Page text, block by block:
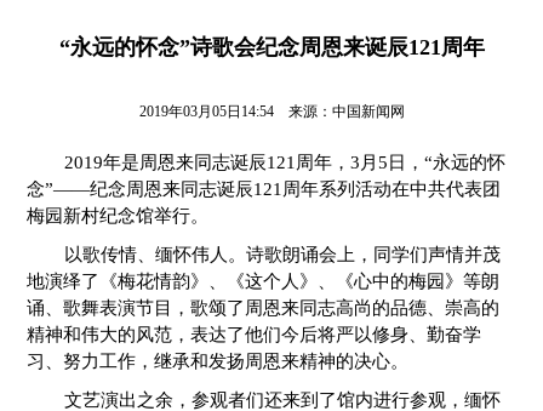
“永远的怀念”诗歌会纪念周恩来诞辰121周年
2019年03月05日14:54 来源： 中国新闻网
2019年是周恩来同志诞辰121周年，3月5日，“永远的怀
念”——纪念周恩来同志诞辰121周年系列活动在中共代表团
梅园新村纪念馆举行。
以歌传情、缅怀伟人。诗歌朗诵会上，同学们声情并茂
地演绎了《梅花情韵》、《这个人》、《心中的梅园》等朗
诵、歌舞表演节目，歌颂了周恩来同志高尚的品德、崇高的
精神和伟大的风范，表达了他们今后将严以修身、勤奋学
习、努力工作，继承和发扬周恩来精神的决心。
文艺演出之余，参观者们还来到了馆内进行参观，缅怀